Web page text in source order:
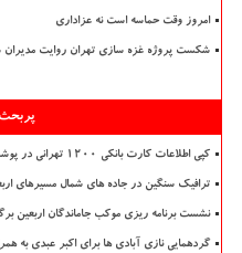
امروز وقت حماسه است نه عزاداری
شکست پروژه غزه سازی تهران روایت
کپی اطلاعات کارت بانکی ۱۲۰۰ تهرانی در پوشش فروشنده میوه
ترافیک سنگین در جاده های شمال مسیرهای
نشست برنامه ریزی موکب جاماندگان اربعین
گردهمایی نازی آبادی ها برای اکبر عبدی به